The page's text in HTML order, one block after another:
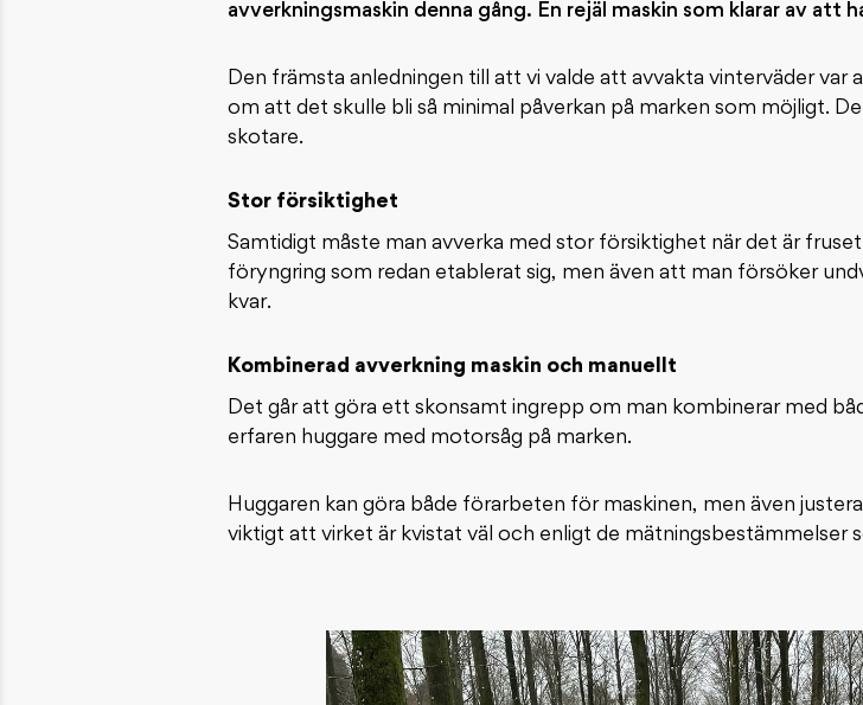
avverkningsmaskin denna gång. En rejäl maskin som klarar av att
Den främsta anledningen till att vi valde att avvakta vinterväder var
om att det skulle bli så minimal påverkan på marken som möjligt.
skotare.
Stor försiktighet
Samtidigt måste man avverka med stor försiktighet när det är
föryngring som redan etablerat sig, men även att man försöker
kvar.
Kombinerad avverkning maskin och manuellt
Det går att göra ett skonsamt ingrepp om man kombinerar med
erfaren huggare med motorsåg på marken.
Huggaren kan göra både förarbeten för maskinen, men även
viktigt att virket är kvistat väl och enligt de mätningsbestämmelser